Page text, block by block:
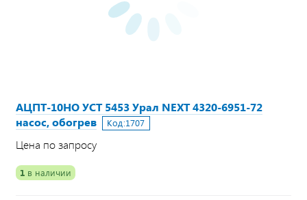
АЦПТ-10НО УСТ 5453 Урал NEXT 4320-6951-72
насос, обогрев
Код:1707
Цена по запросу
1 в наличии